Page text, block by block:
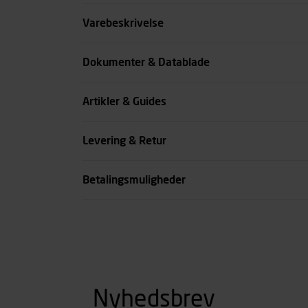
Størrelse
Varebeskrivelse
Dokumenter & Datablade
Artikler & Guides
Levering & Retur
Betalingsmuligheder
Nyhedsbrev